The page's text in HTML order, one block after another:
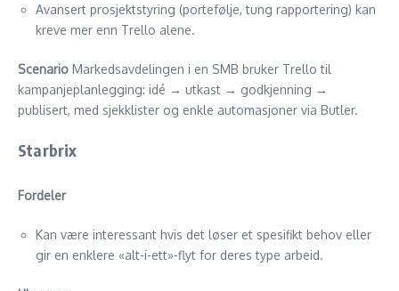
Avansert prosjektstyring (portefølje, tung rapportering) kan
kreve mer enn Trello alene.
Scenario Markedsavdelingen i en SMB bruker Trello til
kampanjeplanlegging: idé → utkast → godkjenning →
publisert, med sjekklister og enkle automasjoner via Butler.
Starbrix
Fordeler
Kan være interessant hvis det løser et spesifikt behov eller
gir en enklere «alt-i-ett»-flyt for deres type arbeid.